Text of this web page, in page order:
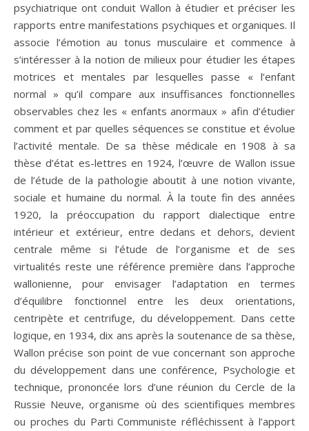
psychiatrique ont conduit Wallon à étudier et préciser les
rapports entre manifestations psychiques et organiques. Il
associe l’émotion au tonus musculaire et commence à
s’intéresser à la notion de milieux pour étudier les étapes
motrices et mentales par lesquelles passe « l’enfant
normal » qu’il compare aux insuffisances fonctionnelles
observables chez les « enfants anormaux » afin d’étudier
comment et par quelles séquences se constitue et évolue
l’activité mentale. De sa thèse médicale en 1908 à sa
thèse d’état es-lettres en 1924, l’œuvre de Wallon issue
de l’étude de la pathologie aboutit à une notion vivante,
sociale et humaine du normal. À la toute fin des années
1920, la préoccupation du rapport dialectique entre
intérieur et extérieur, entre dedans et dehors, devient
centrale même si l’étude de l’organisme et de ses
virtualités reste une référence première dans l’approche
wallonienne, pour envisager l’adaptation en termes
d’équilibre fonctionnel entre les deux orientations,
centripète et centrifuge, du développement. Dans cette
logique, en 1934, dix ans après la soutenance de sa thèse,
Wallon précise son point de vue concernant son approche
du développement dans une conférence, Psychologie et
technique, prononcée lors d’une réunion du Cercle de la
Russie Neuve, organisme où des scientifiques membres
ou proches du Parti Communiste réfléchissent à l’apport